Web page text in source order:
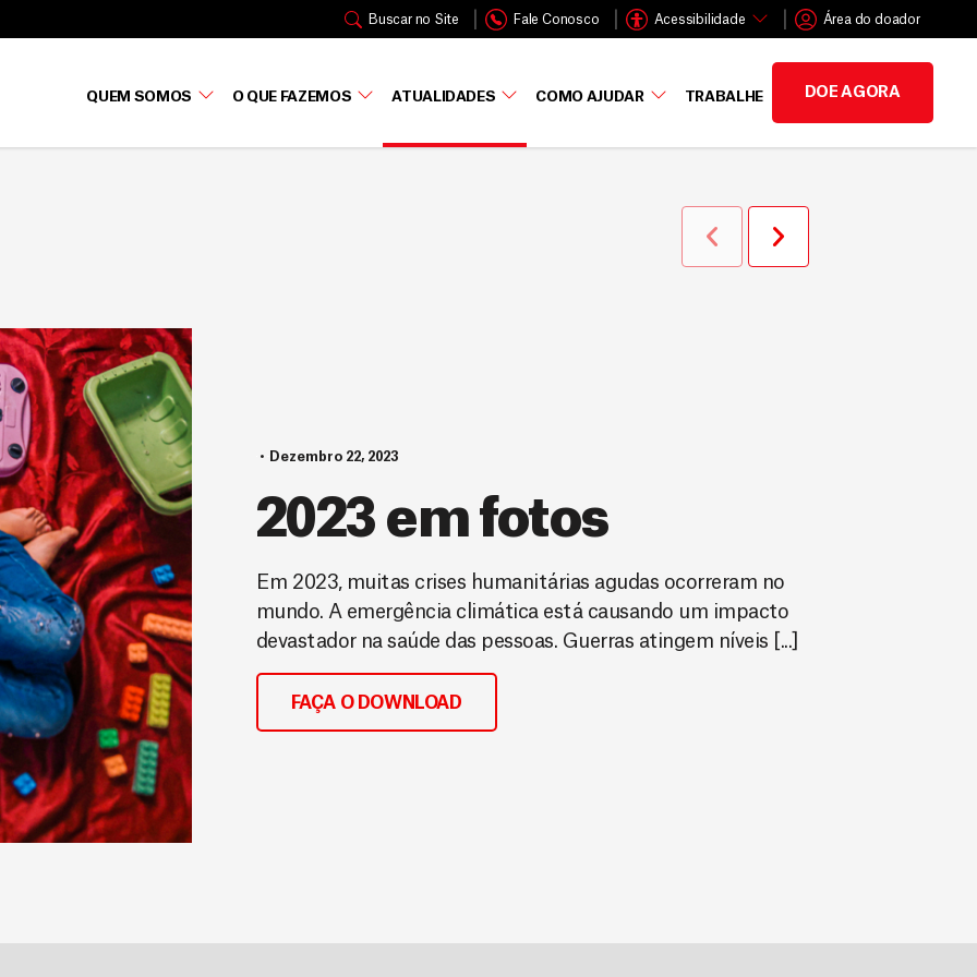
Buscar no Site Fale Conosco Acessibilidade Área do doador
QUEM SOMOS O QUE FAZEMOS ATUALIDADES COMO AJUDAR TRABALHE DOE AGORA
Dezembro 22, 2023
2023 em fotos
Em 2023, muitas crises humanitárias agudas ocorreram no
mundo. A emergência climática está causando um impacto
devastador na saúde das pessoas. Guerras atingem níveis [...]
FAÇA O DOWNLOAD